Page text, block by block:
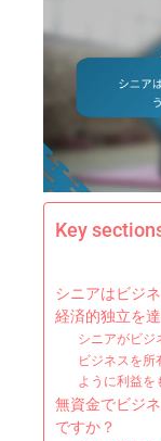
Key
シニアはビジ
経済的独立を
シニアがビジ
ビジネスを
ように利益を
無資金でビジ
ですか？